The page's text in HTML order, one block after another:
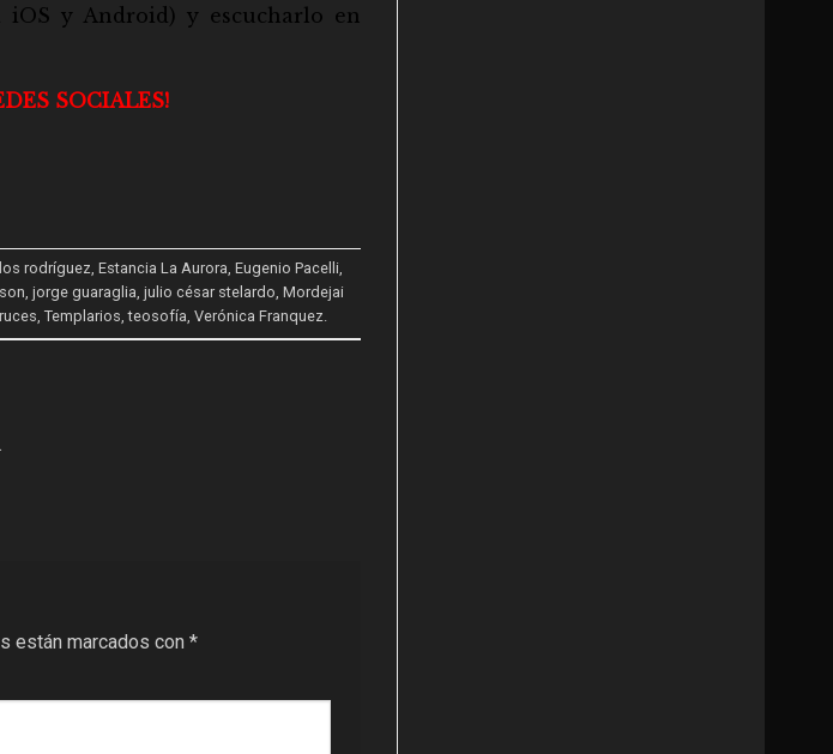
iOS y Android) y escucharlo en
SOCIALES!
rodríguez,Estancia La Aurora,Eugenio Pacelli,
,jorge guaraglia,julio césar stelardo,Mordejai
,Templarios,teosofía,Verónica Franquez.
están marcados con *